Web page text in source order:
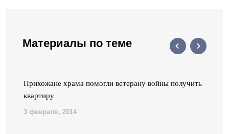
Материалы по теме
Прихожане храма помогли ветерану войны получить
квартиру
3 февраля, 2014